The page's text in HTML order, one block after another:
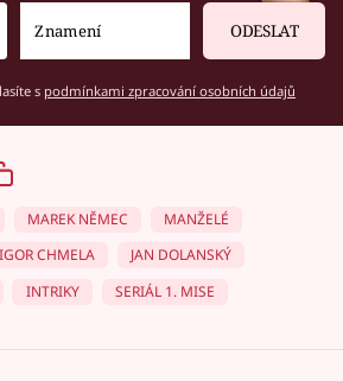
ODESLAT
s podmínkami zpracování osobních údajů
MAREK NĚMEC
MANŽELÉ
IGOR CHMELA
JAN DOLANSKÝ
INTRIKY SERIÁL 1. MISE